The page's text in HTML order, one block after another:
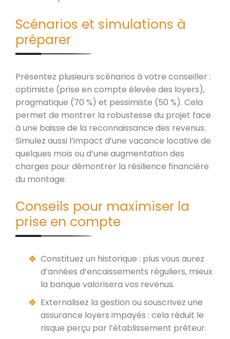
Scénarios et simulations à
préparer
Présentez plusieurs scénarios à votre conseiller :
optimiste (prise en compte élevée des loyers),
pragmatique (70 %) et pessimiste (50 %). Cela
permet de montrer la robustesse du projet face
à une baisse de la reconnaissance des revenus.
Simulez aussi l’impact d’une vacance locative de
quelques mois ou d’une augmentation des
charges pour démontrer la résilience financière
du montage.
Conseils pour maximiser la
prise en compte
Constituez un historique : plus vous aurez
d’années d’encaissements réguliers, mieux
la banque valorisera vos revenus.
Externalisez la gestion ou souscrivez une
assurance loyers impayés : cela réduit le
risque perçu par l’établissement prêteur.